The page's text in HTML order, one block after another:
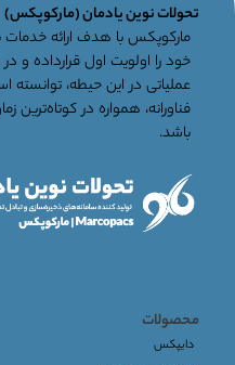
تحولات نوین یادمان (مارکوپکس)
مارکوپکس با هدف ارائه خدمات
عملیاتی در این حیطه، توانسته
فناورانه، همواره در
باشد.
محصولات
دایپکس